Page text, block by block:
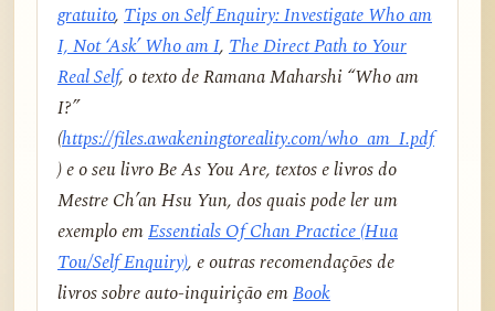
gratuito, Tips on Self Enquiry: Investigate Who am
I, Not ‘Ask’ Who am I, The Direct Path to Your
Real Self, o texto de Ramana Maharshi “Who am
I?”
(https://files.awakeningtoreality.com/who_am_I.pdf
) e o seu livroBe As You Are, textos e livros do
Mestre Ch’an Hsu Yun, dos quais pode ler um
exemplo emEssentials Of Chan Practice (Hua
Tou/Self Enquiry), e outras recomendações de
livros sobre auto-inquirição emBook